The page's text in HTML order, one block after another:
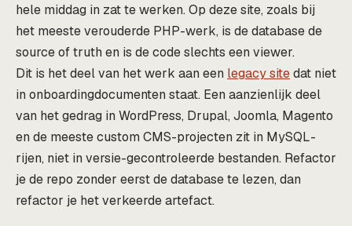
hele middag in zat te werken. Op deze site, zoals bij
het meeste verouderde PHP-werk, is de database de
source of truth en is de code slechts een viewer.
Dit is het deel van het werk aan een legacy sitedat niet
in onboardingdocumenten staat. Een aanzienlijk deel
van het gedrag in WordPress, Drupal, Joomla, Magento
en de meeste custom CMS-projecten zit in MySQL-
rijen, niet in versie-gecontroleerde bestanden. Refactor
je de repo zonder eerst de database te lezen, dan
refactor je het verkeerde artefact.